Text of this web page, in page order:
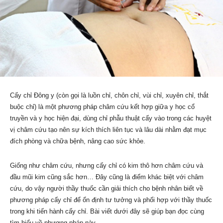
Cấy chỉ Đông y (còn gọi là luồn chỉ, chôn chỉ, vùi chỉ, xuyên chỉ, thắt
buộc chỉ) là một phương pháp châm cứu kết hợp giữa y học cổ
truyền và y học hiện đại, dùng chỉ phẫu thuật cấy vào trong các huyệt
vị châm cứu tạo nên sự kích thích liên tục và lâu dài nhằm đạt mục
đích phòng và chữa bệnh, nâng cao sức khỏe.
Giống như châm cứu, nhưng cấy chỉ có kim thô hơn châm cứu và
đầu mũi kim cũng sắc hơn… Đây cũng là điểm khác biệt với châm
cứu, do vậy người thầy thuốc cần giải thích cho bệnh nhân biết về
phương pháp cấy chỉ để ổn định tư tưởng và phối hợp với thầy thuốc
trong khi tiến hành cấy chỉ. Bài viết dưới đây sẽ giúp bạn đọc cùng